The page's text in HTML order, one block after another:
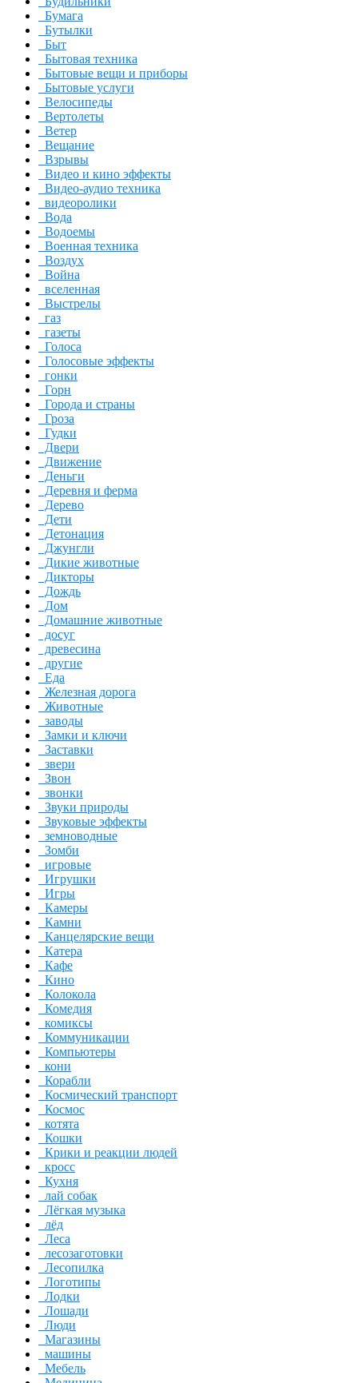
Бумага
Бутылки
Быт
Бытовая техника
Бытовые вещи и приборы
Бытовые услуги
Велосипеды
Вертолеты
Ветер
Вещание
Взрывы
Видео и кино эффекты
Видео-аудио техника
видеоролики
Вода
Водоемы
Военная техника
Воздух
Война
вселенная
Выстрелы
газ
газеты
Голоса
Голосовые эффекты
гонки
Горн
Города и страны
Гроза
Гудки
Двери
Движение
Деньги
Деревня и ферма
Дерево
Дети
Детонация
Джунгли
Дикие животные
Дикторы
Дождь
Дом
Домашние животные
досуг
древесина
другие
Еда
Железная дорога
Животные
заводы
Замки и ключи
Заставки
звери
Звон
звонки
Звуки природы
Звуковые эффекты
земноводные
Зомби
игровые
Игрушки
Игры
Камеры
Камни
Канцелярские вещи
Катера
Кафе
Кино
Колокола
Комедия
комиксы
Коммуникации
Компьютеры
кони
Корабли
Космический транспорт
Космос
котята
Кошки
Крики и реакции людей
кросс
Кухня
лай собак
Лёгкая музыка
лёд
Леса
лесозаготовки
Лесопилка
Логотипы
Лодки
Лошади
Люди
Магазины
машины
Мебель